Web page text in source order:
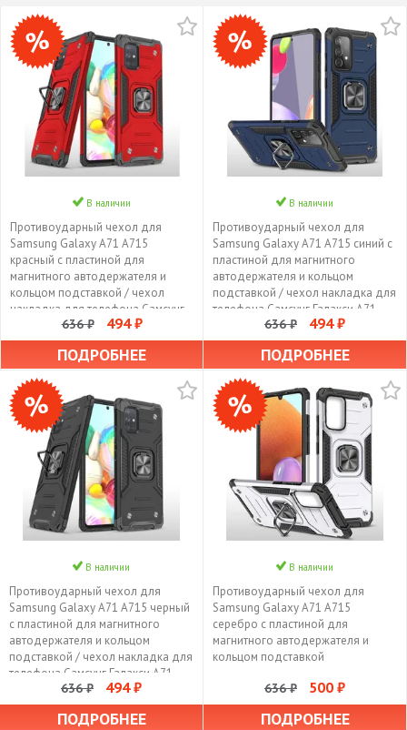
В наличии
Противоударный чехол для
Samsung Galaxy A71 A715
красный с пластиной для
магнитного автодержателя и
кольцом подставкой / чехол
накладка для телефона Самсунг
Галакси А71 А715
трансформируется в подставку /
чехол с держателем на палец
636 ₽ 494 ₽
ПОДРОБНЕЕ
В наличии
Противоударный чехол для
Samsung Galaxy A71 A715 синий с
пластиной для магнитного
автодержателя и кольцом
подставкой / чехол накладка для
телефона Самсунг Галакси А71
А715 трансформируется в
подставку / чехол с держателем
636 ₽ 494 ₽
ПОДРОБНЕЕ
В наличии
Противоударный чехол для
Samsung Galaxy A71 A715 черный
с пластиной для магнитного
автодержателя и кольцом
подставкой / чехол накладка для
телефона Самсунг Галакси А71
А715 трансформируется в
подставку / чехол с держателем
636 ₽ 494 ₽
ПОДРОБНЕЕ
В наличии
Противоударный чехол для
Samsung Galaxy A71 A715
серебро с пластиной для
магнитного автодержателя и
кольцом подставкой
636 ₽ 500 ₽
ПОДРОБНЕЕ